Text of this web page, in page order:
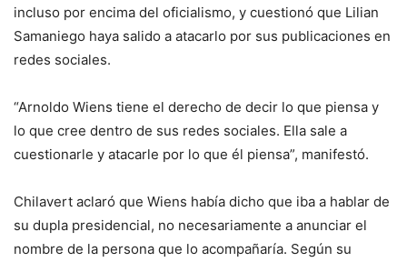
incluso por encima del oficialismo, y cuestionó que Lilian
Samaniego haya salido a atacarlo por sus publicaciones en
redes sociales.
“Arnoldo Wiens tiene el derecho de decir lo que piensa y
lo que cree dentro de sus redes sociales. Ella sale a
cuestionarle y atacarle por lo que él piensa”, manifestó.
Chilavert aclaró que Wiens había dicho que iba a hablar de
su dupla presidencial, no necesariamente a anunciar el
nombre de la persona que lo acompañaría. Según su